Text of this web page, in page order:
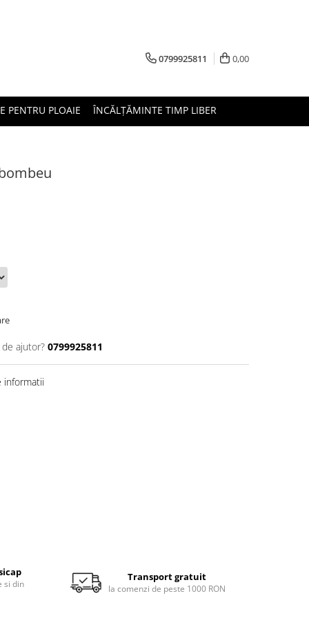
0799925811 0,00
PENTRU PLOAIE ÎNCĂLȚĂMINTE TIMP LIBER
ajutor? 0799925811
informatii
si din
Transport gratuit
la comenzi de peste 1000 RON